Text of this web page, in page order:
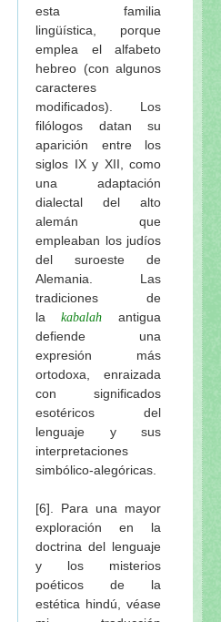
esta familia
lingüística, porque
emplea el alfabeto
hebreo (con algunos
caracteres
modificados). Los
filólogos datan su
aparición entre los
siglos IX y XII, como
una adaptación
dialectal del alto
alemán que
empleaban los judíos
del suroeste de
Alemania. Las
tradiciones de
la kabalah antigua
defiende una
expresión más
ortodoxa, enraizada
con significados
esotéricos del
lenguaje y sus
interpretaciones
simbólico-alegóricas.
[6]. Para una mayor
exploración en la
doctrina del lenguaje
y los misterios
poéticos de la
estética hindú, véase